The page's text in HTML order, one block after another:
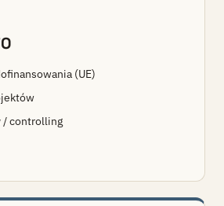
(UE)
/ controlling